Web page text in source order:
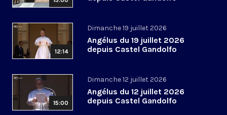
12:14
Dimanche 19 juillet 2026
Angélus du 19 juillet 2026
depuis Castel Gandolfo
15:00
Dimanche 12 juillet 2026
Angélus du 12 juillet 2026
depuis Castel Gandolfo